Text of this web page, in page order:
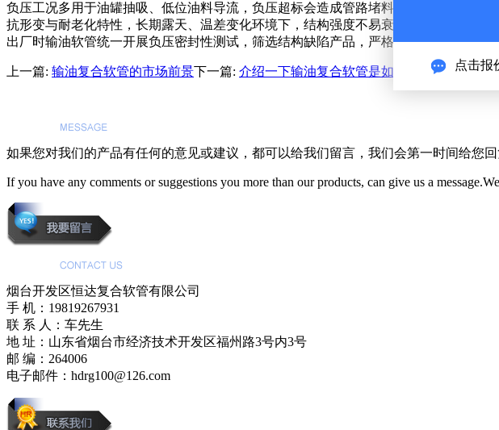
负压工况多用于油罐抽吸、低位油料导流，负压超标会造成管路堵料、供油中断，具
抗形变与耐老化特性，长期露天、温差变化环境下，结构强度不易衰减，长效保留抗负
出厂时输油软管统一开展负压密封性测试，筛选结构缺陷产品，严格贴合行业负压参
上一篇: 输油复合软管的市场前景下一篇: 介绍一下输油复合软管是如何耐高温的
如果您对我们的产品有任何的意见或建议，都可以给我们留言，我们会第一时间给您回
If you have any comments or suggestions you more than our products, can give us a
烟台开发区恒达复合软管有限公司
手 机：19819267931
联 系 人：车先生
地 址：山东省烟台市经济技术开发区福州路3号内3号
邮 编：264006
电子邮件：hdrg100@126.com